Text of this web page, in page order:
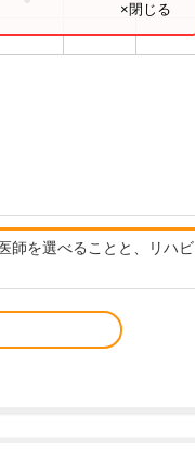
×閉じる
師を選べることと、リハビ